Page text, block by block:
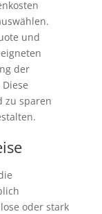
und
der
zu sparen
oder stark